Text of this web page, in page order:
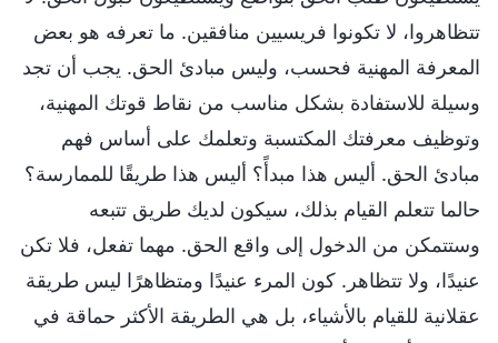
تتظاهروا، لا تكونوا فريسيين منافقين. ما تعرفه هو بعض
المعرفة المهنية فحسب، وليس مبادئ الحق. يجب أن تجد
وسيلة للاستفادة بشكل مناسب من نقاط قوتك المهنية،
وتوظيف معرفتك المكتسبة وتعلمك على أساس فهم
مبادئ الحق. أليس هذا مبدأً؟ أليس هذا طريقًا للممارسة؟
حالما تتعلم القيام بذلك، سيكون لديك طريق تتبعه
وستتمكن من الدخول إلى واقع الحق. مهما تفعل، فلا تكن
عنيدًا، ولا تتظاهر. كون المرء عنيدًا ومتظاهرًا ليس طريقة
عقلانية للقيام بالأشياء، بل هي الطريقة الأكثر حماقة في